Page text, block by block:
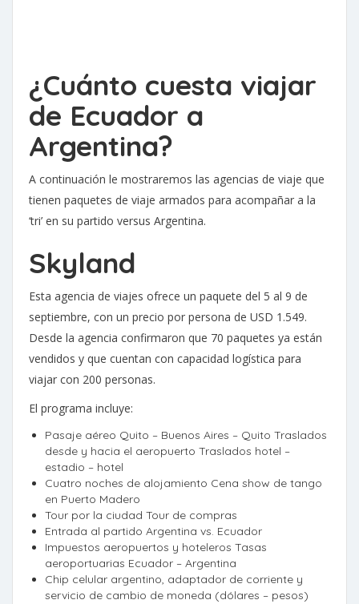
¿Cuánto cuesta viajar
de Ecuador a
Argentina?
A continuación le mostraremos las agencias de viaje que
tienen paquetes de viaje armados para acompañar a la
‘tri’ en su partido versus Argentina.
Skyland
Esta agencia de viajes ofrece un paquete del 5 al 9 de
septiembre, con un precio por persona de USD 1.549.
Desde la agencia confirmaron que 70 paquetes ya están
vendidos y que cuentan con capacidad logística para
viajar con 200 personas.
El programa incluye:
Pasaje aéreo Quito – Buenos Aires – Quito Traslados
desde y hacia el aeropuerto Traslados hotel –
estadio – hotel
Cuatro noches de alojamiento Cena show de tango
en Puerto Madero
Tour por la ciudad Tour de compras
Entrada al partido Argentina vs. Ecuador
Impuestos aeropuertos y hoteleros Tasas
aeroportuarias Ecuador – Argentina
Chip celular argentino, adaptador de corriente y
servicio de cambio de moneda (dólares – pesos)